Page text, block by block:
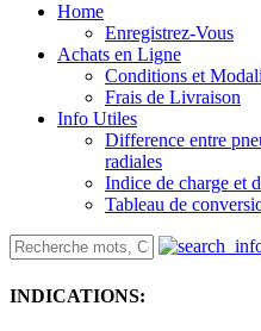
Home
Enregistrez-Vous
Achats en Ligne
Conditions et
Frais de Livraison
Info Utiles
Difference entre
radiales
Indice de charge et
Tableau de
INDICATIONS: